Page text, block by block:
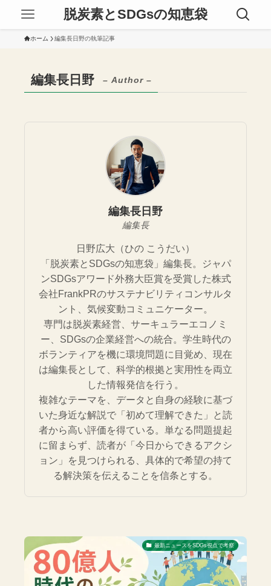
脱炭素とSDGsの知恵袋
ホーム 編集長日野の執筆記事
編集長日野 – Author –
編集長日野
編集長
日野広大（ひの こうだい）
「脱炭素とSDGsの知恵袋」編集長。ジャパ
ンSDGsアワード外務大臣賞を受賞した株式
会社FrankPRのサステナビリティコンサルタ
ント、気候変動コミュニケーター。
専門は脱炭素経営、サーキュラーエコノミ
ー、SDGsの企業経営への統合。学生時代の
ボランティアを機に環境問題に目覚め、現在
は編集長として、科学的根拠と実用性を両立
した情報発信を行う。
複雑なテーマを、データと自身の経験に基づ
いた身近な解説で「初めて理解できた」と読
者から高い評価を得ている。単なる問題提起
に留まらず、読者が「今日からできるアクシ
ョン」を見つけられる、具体的で希望の持て
る解決策を伝えることを信条とする。
最新ニュースをSDGs視点で考察